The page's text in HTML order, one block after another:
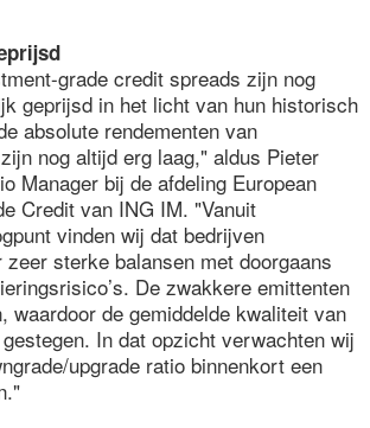
grade credit spreads zijn nog
geprijsd in het licht van hun historisch
absolute rendementen van
nog altijd erg laag," aldus Pieter
Manager bij de afdeling European
Credit van ING IM. "Vanuit
vinden wij dat bedrijven
sterke balansen met doorgaans
De zwakkere emittenten
waardoor de gemiddelde kwaliteit van
In dat opzicht verwachten wij
upgrade ratio binnenkort een